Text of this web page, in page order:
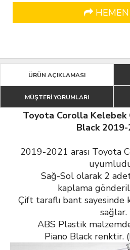
ÜRÜN AÇIKLAMASI
MÜŞTERİ YORUMLARI
Toyota Corolla Kelebek
Black
2019-2021 arası Toyota
Sağ-Sol olarak 2
kaplama
Çift taraflı bant sayesinde
sağlar.
ABS Plastik
Piano Black renktir.